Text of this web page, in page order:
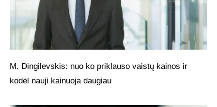
M. Dingilevskis: nuo ko priklauso vaistų kainos ir
kodėl nauji kainuoja daugiau